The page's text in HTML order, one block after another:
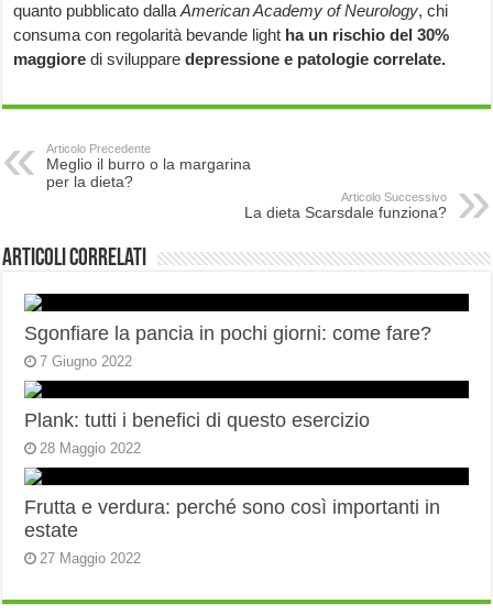
quanto pubblicato dallaAmerican Academy of Neurology, chi
consuma con regolarità bevande light ha un rischio del 30%
maggioredi svilupparedepressione e patologie correlate.
Articolo Precedente
Meglio il burro o la margarina
per la dieta?
Articolo Successivo
La dieta Scarsdale funziona?
Articoli correlati
Sgonfiare la pancia in pochi giorni: come fare?
7 Giugno 2022
Plank: tutti i benefici di questo esercizio
28 Maggio 2022
Frutta e verdura: perché sono così importanti in
estate
27 Maggio 2022